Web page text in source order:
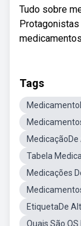
Tudo sobre
Tags
Tabela
Medicações
EtiquetaDe
Quais São